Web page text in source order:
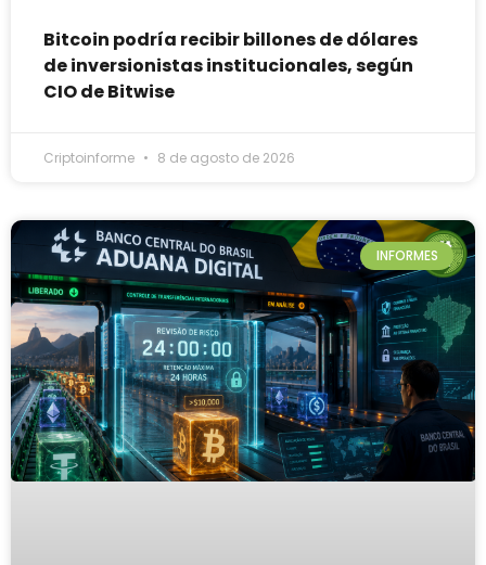
Bitcoin podría recibir billones de dólares
de inversionistas institucionales, según
CIO de Bitwise
Criptoinforme 8 de agosto de 2026
INFORMES